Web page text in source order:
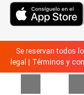
Se reservan todos
legal
Términos y